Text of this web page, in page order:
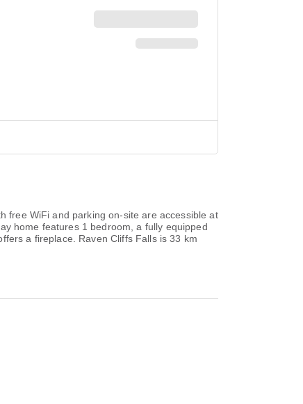
free WiFi and parking on-site are accessible at
home features 1 bedroom, a fully equipped
a fireplace. Raven Cliffs Falls is 33 km